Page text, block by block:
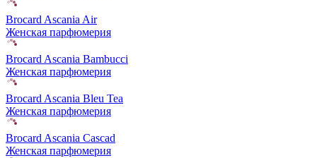
Brocard Ascania Air
Женская парфюмерия
Brocard Ascania Bambucci
Женская парфюмерия
Brocard Ascania Bleu Tea
Женская парфюмерия
Brocard Ascania Cascad
Женская парфюмерия